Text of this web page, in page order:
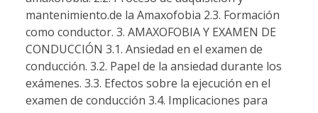
mantenimiento.de la Amaxofobia 2.3. Formación
como conductor. 3. AMAXOFOBIA Y EXAMEN DE
CONDUCCIÓN 3.1. Ansiedad en el examen de
conducción. 3.2. Papel de la ansiedad durante los
exámenes. 3.3. Efectos sobre la ejecución en el
examen de conducción 3.4. Implicaciones para